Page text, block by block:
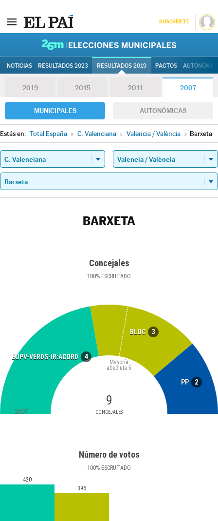
SUSCRÍBETE
NOTICIAS RESULTADOS 2023 RESULTADOS 2019 PACTOS
2019 2015 2011 2007
MUNICIPALES AUTONÓMICAS
Estás en: Total España » C. Valenciana » Valencia / València » Barxeta
BARXETA
Concejales
100% ESCRUTADO
EUPV-VERDS-IR:ACORD 4
BLOC 3
PP 2
9
CONCEJALES
Mayoría
absoluta 5
2007
Número de votos
100% ESCRUTADO
420
396